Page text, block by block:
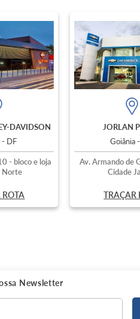
DAVIDSON
- DF
- bloco e loja
Norte
ROTA
JORLAN
Goiânia
Av. Armando de
Cidade
TRAÇAR
Newsletter